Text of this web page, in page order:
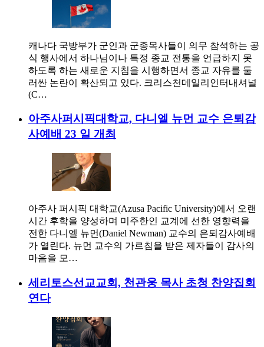
캐나다 국방부가 군인과 군종목사들이 의무 참석하는 공
식 행사에서 하나님이나 특정 종교 전통을 언급하지 못
하도록 하는 새로운 지침을 시행하면서 종교 자유를 둘
러싼 논란이 확산되고 있다. 크리스천데일리인터내셔널
(C…
아주사퍼시픽대학교, 다니엘 뉴먼 교수 은퇴감
사예배 23 일 개최
아주사 퍼시픽 대학교(Azusa Pacific University)에서 오랜
시간 후학을 양성하며 미주한인 교계에 선한 영향력을
전한 다니엘 뉴먼(Daniel Newman) 교수의 은퇴감사예배
가 열린다. 뉴먼 교수의 가르침을 받은 제자들이 감사의
마음을 모…
세리토스선교교회, 천관웅 목사 초청 찬양집회
연다